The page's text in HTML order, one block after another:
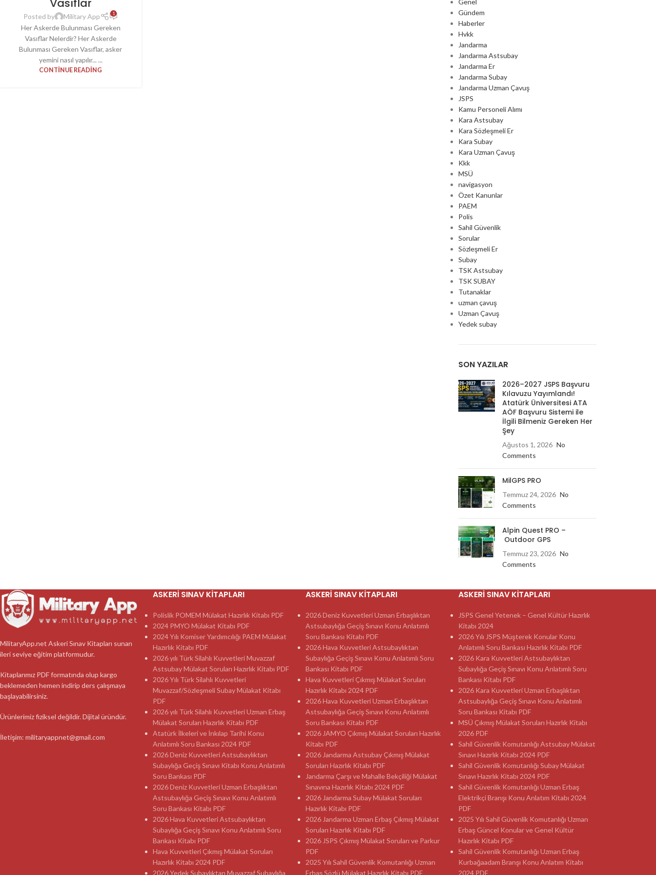
Vasıflar
Posted by Military App 1
Her Askerde Bulunması Gereken
Vasıflar Nelerdir? Her Askerde
Bulunması Gereken Vasıflar, asker
yemini nasıl yapılır... ...
CONTINUE READING
Genel
Gündem
Haberler
Hvkk
Jandarma
Jandarma Astsubay
Jandarma Er
Jandarma Subay
Jandarma Uzman Çavuş
JSPS
Kamu Personeli Alımı
Kara Astsubay
Kara Sözleşmeli Er
Kara Subay
Kara Uzman Çavuş
Kkk
MSÜ
navigasyon
Özet Kanunlar
PAEM
Polis
Sahil Güvenlik
Sorular
Sözleşmeli Er
Subay
TSK Astsubay
TSK SUBAY
Tutanaklar
uzman çavuş
Uzman Çavuş
Yedek subay
SON YAZILAR
2026–2027 JSPS Başvuru
Kılavuzu Yayımlandı!
Atatürk Üniversitesi ATA
AÖF Başvuru Sistemi ile
İlgili Bilmeniz Gereken Her
Şey
Ağustos 1, 2026 No
Comments
MilGPS PRO
Temmuz 24, 2026 No
Comments
Alpin Quest PRO –
Outdoor GPS
Temmuz 23, 2026 No
Comments
MilitaryApp.net Askeri Sınav Kitapları sunan
ileri seviye eğitim platformudur.
Kitaplarımız PDF formatında olup kargo
beklemeden hemen indirip ders çalışmaya
başlayabilirsiniz.
Ürünlerimiz fiziksel değildir. Dijital üründür.
İletişim: militaryappnet@gmail.com
ASKERI SINAV KITAPLARI
Polislik POMEM Mülakat Hazırlık Kitabı PDF
2024 PMYO Mülakat Kitabı PDF
2024 Yılı Komiser Yardımcılığı PAEM Mülakat
Hazırlık Kitabı PDF
2026 yılı Türk Silahlı Kuvvetleri Muvazzaf
Astsubay Mülakat Soruları Hazırlık Kitabı PDF
2026 Yılı Türk Silahlı Kuvvetleri
Muvazzaf/Sözleşmeli Subay Mülakat Kitabı
PDF
2026 yılı Türk Silahlı Kuvvetleri Uzman Erbaş
Mülakat Soruları Hazırlık Kitabı PDF
Atatürk İlkeleri ve İnkılap Tarihi Konu
Anlatımlı Soru Bankası 2024 PDF
2026 Deniz Kuvvetleri Astsubaylıktan
Subaylığa Geçiş Sınavı Kitabı Konu Anlatımlı
Soru Bankası PDF
2026 Deniz Kuvvetleri Uzman Erbaşlıktan
Astsubaylığa Geçiş Sınavı Konu Anlatımlı
Soru Bankası Kitabı PDF
2026 Hava Kuvvetleri Astsubaylıktan
Subaylığa Geçiş Sınavı Konu Anlatımlı Soru
Bankası Kitabı PDF
Hava Kuvvetleri Çıkmış Mülakat Soruları
Hazırlık Kitabı 2024 PDF
2026 Yedek Subaylıktan Muvazzaf Subaylığa
ASKERI SINAV KITAPLARI
2026 Deniz Kuvvetleri Uzman Erbaşlıktan
Astsubaylığa Geçiş Sınavı Konu Anlatımlı
Soru Bankası Kitabı PDF
2026 Hava Kuvvetleri Astsubaylıktan
Subaylığa Geçiş Sınavı Konu Anlatımlı Soru
Bankası Kitabı PDF
Hava Kuvvetleri Çıkmış Mülakat Soruları
Hazırlık Kitabı 2024 PDF
2026 Hava Kuvvetleri Uzman Erbaşlıktan
Astsubaylığa Geçiş Sınavı Konu Anlatımlı
Soru Bankası Kitabı PDF
2026 JAMYO Çıkmış Mülakat Soruları Hazırlık
Kitabı PDF
2026 Jandarma Astsubay Çıkmış Mülakat
Soruları Hazırlık Kitabı PDF
Jandarma Çarşı ve Mahalle Bekçiliği Mülakat
Sınavına Hazırlık Kitabı 2024 PDF
2026 Jandarma Subay Mülakat Soruları
Hazırlık Kitabı PDF
2026 Jandarma Uzman Erbaş Çıkmış Mülakat
Soruları Hazırlık Kitabı PDF
2026 JSPS Çıkmış Mülakat Soruları ve Parkur
PDF
2025 Yılı Sahil Güvenlik Komutanlığı Uzman
Erbaş Sözlü Mülakat Hazırlık Kitabı PDF
ASKERI SINAV KITAPLARI
JSPS Genel Yetenek – Genel Kültür Hazırlık
Kitabı 2024
2026 Yılı JSPS Müşterek Konular Konu
Anlatımlı Soru Bankası Hazırlık Kitabı PDF
2026 Kara Kuvvetleri Astsubaylıktan
Subaylığa Geçiş Sınavı Konu Anlatımlı Soru
Bankası Kitabı PDF
2026 Kara Kuvvetleri Uzman Erbaşlıktan
Astsubaylığa Geçiş Sınavı Konu Anlatımlı
Soru Bankası Kitabı PDF
MSÜ Çıkmış Mülakat Soruları Hazırlık Kitabı
2026 PDF
Sahil Güvenlik Komutanlığı Astsubay Mülakat
Sınavı Hazırlık Kitabı 2024 PDF
Sahil Güvenlik Komutanlığı Subay Mülakat
Sınavı Hazırlık Kitabı 2024 PDF
Sahil Güvenlik Komutanlığı Uzman Erbaş
Elektrikçi Branşı Konu Anlatım Kitabı 2024
PDF
2025 Yılı Sahil Güvenlik Komutanlığı Uzman
Erbaş Güncel Konular ve Genel Kültür
Hazırlık Kitabı PDF
Sahil Güvenlik Komutanlığı Uzman Erbaş
Kurbağaadam Branşı Konu Anlatım Kitabı
2024 PDF